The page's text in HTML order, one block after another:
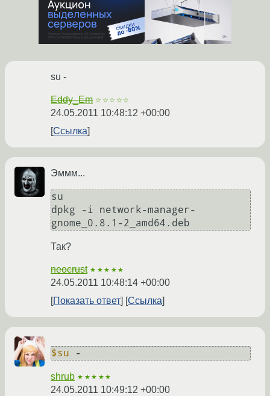
su -
Eddy_Em ☆☆☆☆☆
24.05.2011 10:48:12 +00:00
Ссылка
Эммм...
su
dpkg -i network-manager-
gnome_0.8.1-2_amd64.deb
Так?
neocrust ★★★★★
24.05.2011 10:48:14 +00:00
Показать ответ
Ссылка
$su -
shrub ★★★★★
24.05.2011 10:49:12 +00:00